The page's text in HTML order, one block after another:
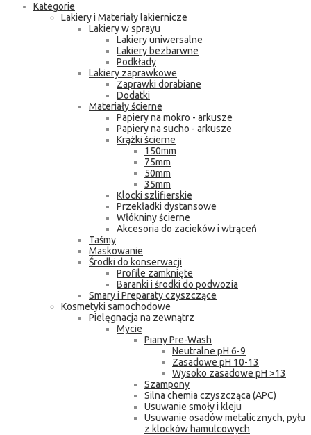
Kategorie
Lakiery i Materiały lakiernicze
Lakiery w sprayu
Lakiery uniwersalne
Lakiery bezbarwne
Podkłady
Lakiery zaprawkowe
Zaprawki dorabiane
Dodatki
Materiały ścierne
Papiery na mokro - arkusze
Papiery na sucho - arkusze
Krążki ścierne
150mm
75mm
50mm
35mm
Klocki szlifierskie
Przekładki dystansowe
Włókniny ścierne
Akcesoria do zacieków i wtrąceń
Taśmy
Maskowanie
Środki do konserwacji
Profile zamknięte
Baranki i środki do podwozia
Smary i Preparaty czyszczące
Kosmetyki samochodowe
Pielęgnacja na zewnątrz
Mycie
Piany Pre-Wash
Neutralne pH 6-9
Zasadowe pH 10-13
Wysoko zasadowe pH >13
Szampony
Silna chemia czyszcząca (APC)
Usuwanie smoły i kleju
Usuwanie osadów metalicznych, pyłu
z klocków hamulcowych